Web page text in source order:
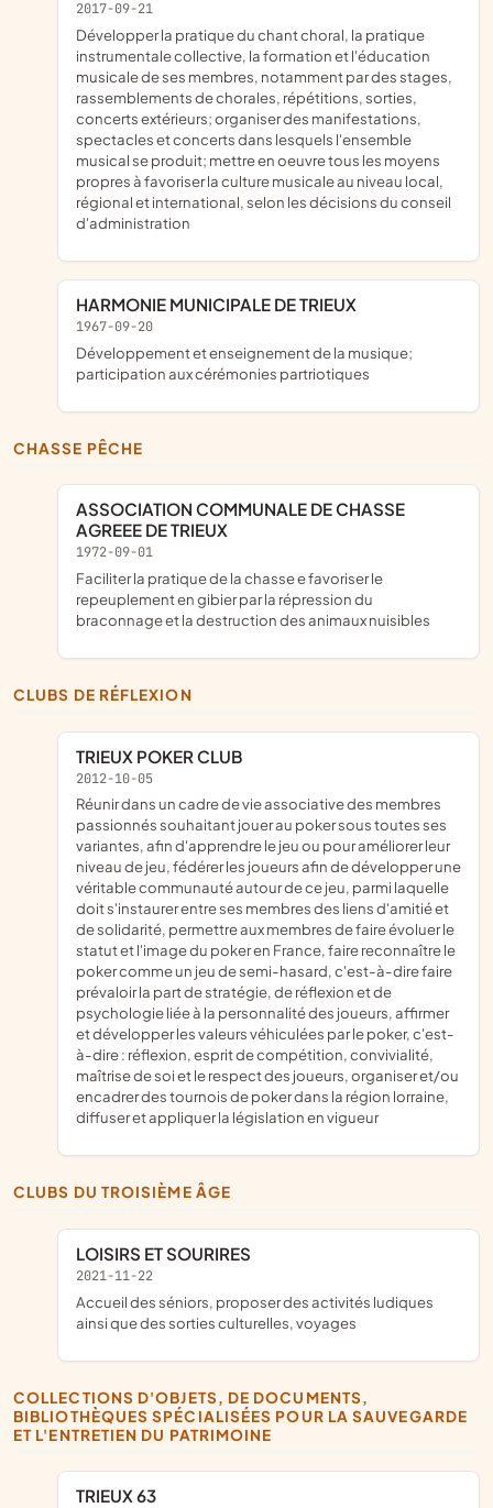
2017-09-21
développer la pratique du chant choral, la pratique
instrumentale collective, la formation et l'éducation
musicale de ses membres, notamment par des stages,
rassemblements de chorales, répétitions, sorties,
concerts extérieurs; organiser des manifestations,
spectacles et concerts dans lesquels l'ensemble
musical se produit; mettre en oeuvre tous les moyens
propres à favoriser la culture musicale au niveau local,
régional et international, selon les décisions du conseil
d'administration
HARMONIE MUNICIPALE DE TRIEUX
1967-09-20
développement et enseignement de la musique;
participation aux cérémonies partriotiques
CHASSE PÊCHE
ASSOCIATION COMMUNALE DE CHASSE
AGREEE DE TRIEUX
1972-09-01
faciliter la pratique de la chasse e favoriser le
repeuplement en gibier par la répression du
braconnage et la destruction des animaux nuisibles
CLUBS DE RÉFLEXION
TRIEUX POKER CLUB
2012-10-05
réunir dans un cadre de vie associative des membres
passionnés souhaitant jouer au poker sous toutes ses
variantes, afin d'apprendre le jeu ou pour améliorer leur
niveau de jeu, fédérer les joueurs afin de développer une
véritable communauté autour de ce jeu, parmi laquelle
doit s'instaurer entre ses membres des liens d'amitié et
de solidarité, permettre aux membres de faire évoluer le
statut et l'image du poker en France, faire reconnaître le
poker comme un jeu de semi-hasard, c'est-à-dire faire
prévaloir la part de stratégie, de réflexion et de
psychologie liée à la personnalité des joueurs, affirmer
et développer les valeurs véhiculées par le poker, c'est-
à-dire : réflexion, esprit de compétition, convivialité,
maîtrise de soi et le respect des joueurs, organiser et/ou
encadrer des tournois de poker dans la région lorraine,
diffuser et appliquer la législation en vigueur
CLUBS DU TROISIÈME ÂGE
LOISIRS ET SOURIRES
2021-11-22
accueil des séniors, proposer des activités ludiques
ainsi que des sorties culturelles, voyages
COLLECTIONS D'OBJETS, DE DOCUMENTS,
BIBLIOTHÈQUES SPÉCIALISÉES POUR LA SAUVEGARDE
ET L'ENTRETIEN DU PATRIMOINE
TRIEUX 63